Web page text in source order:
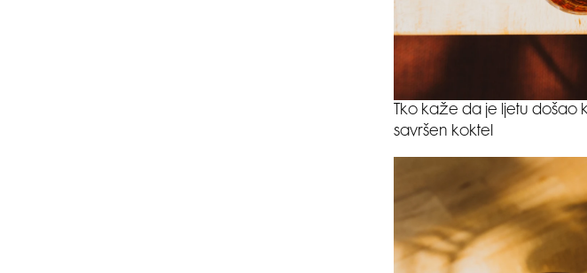
Tko kaže da je ljetu
savršen koktel